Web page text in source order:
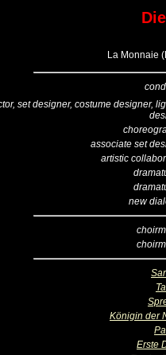
La Monnaie
set designer, costume designer,
associate set
artistic
new
Königin der
Erste